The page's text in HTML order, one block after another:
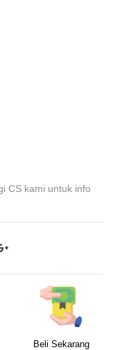
CS kami untuk info
Beli Sekarang